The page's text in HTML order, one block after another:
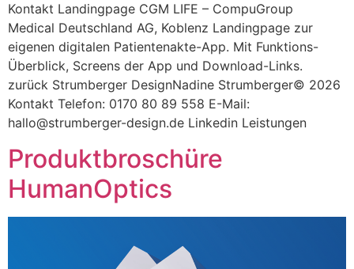
Kontakt Landingpage CGM LIFE – CompuGroup
Medical Deutschland AG, Koblenz Landingpage zur
eigenen digitalen Patientenakte-App. Mit Funktions-
Überblick, Screens der App und Download-Links.
zurück Strumberger DesignNadine Strumberger© 2026
Kontakt Telefon: 0170 80 89 558 E-Mail:
hallo@strumberger-design.de Linkedin Leistungen
Produktbroschüre
HumanOptics